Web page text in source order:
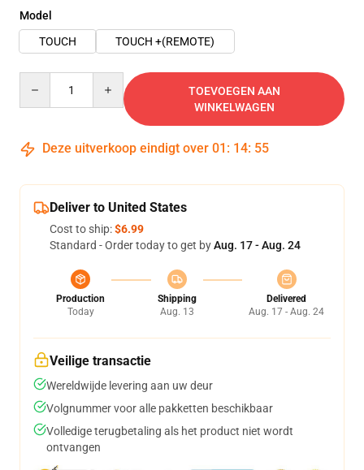
Model
TOUCH
TOUCH +(REMOTE)
TOEVOEGEN AAN
WINKELWAGEN
Deze uitverkoop eindigt over 01 : 14: 54
Deliver to United States
Cost to ship:$6.99
Standard - Order today to get byAug. 17 - Aug. 24
Production
Today
Shipping
Aug. 13
Delivered
Aug. 17 - Aug. 24
Veilige transactie
Wereldwijde levering aan uw deur
Volgnummer voor alle pakketten beschikbaar
Volledige terugbetaling als het product niet wordt
ontvangen